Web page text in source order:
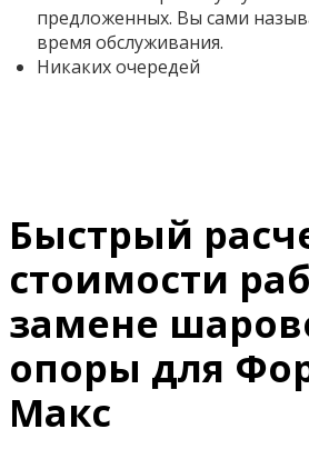
предложенных. Вы сами
время обслуживания.
Никаких очередей
Быстрый
стоимости
замене
опоры для
Макс